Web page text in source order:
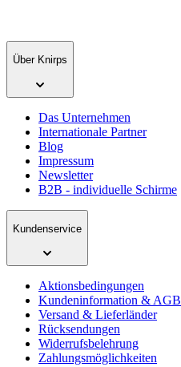
Über Knirps
Das Unternehmen
Internationale Partner
Blog
Impressum
Newsletter
B2B - individuelle Schirme
Kundenservice
Aktionsbedingungen
Kundeninformation & AGB
Versand & Lieferländer
Rücksendungen
Widerrufsbelehrung
Zahlungsmöglichkeiten